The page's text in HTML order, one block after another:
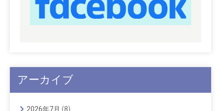
アーカイブ
2026年7月 (8)